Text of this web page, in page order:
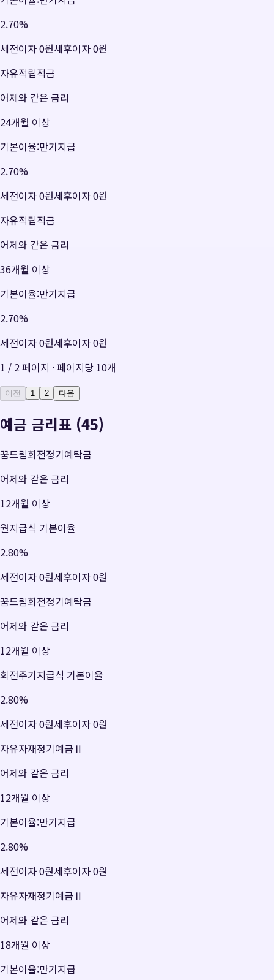
2.70%
세전이자0원세후이자0원
자유적립적금
어제와 같은 금리
24개월 이상
기본이율:만기지급
2.70%
세전이자0원세후이자0원
자유적립적금
어제와 같은 금리
36개월 이상
기본이율:만기지급
2.70%
세전이자0원세후이자0원
1 / 2페이지 · 페이지당 10개
이전 1 2 다음
예금 금리표 (45)
꿈드림회전정기예탁금
어제와 같은 금리
12개월 이상
월지급식 기본이율
2.80%
세전이자0원세후이자0원
꿈드림회전정기예탁금
어제와 같은 금리
12개월 이상
회전주기지급식 기본이율
2.80%
세전이자0원세후이자0원
자유자재정기예금Ⅱ
어제와 같은 금리
12개월 이상
기본이율:만기지급
2.80%
세전이자0원세후이자0원
자유자재정기예금Ⅱ
어제와 같은 금리
18개월 이상
기본이율:만기지급